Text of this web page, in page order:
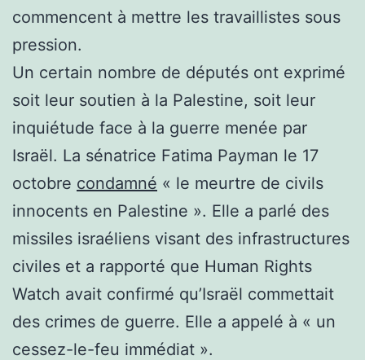
commencent à mettre les travaillistes sous
pression.
Un certain nombre de députés ont exprimé
soit leur soutien à la Palestine, soit leur
inquiétude face à la guerre menée par
Israël. La sénatrice Fatima Payman le 17
octobre condamné « le meurtre de civils
innocents en Palestine ». Elle a parlé des
missiles israéliens visant des infrastructures
civiles et a rapporté que Human Rights
Watch avait confirmé qu’Israël commettait
des crimes de guerre. Elle a appelé à « un
cessez-le-feu immédiat ».